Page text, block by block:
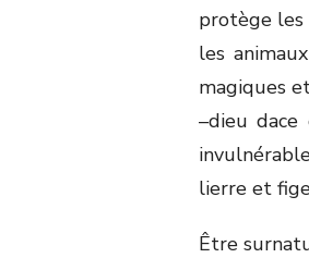
protège les
les
magiques
–dieu
lierre et
Être